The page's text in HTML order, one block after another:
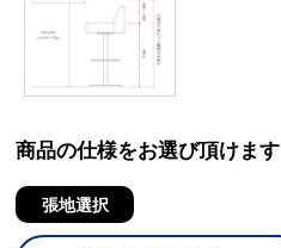
商品の仕様をお選び頂けます
張地選択